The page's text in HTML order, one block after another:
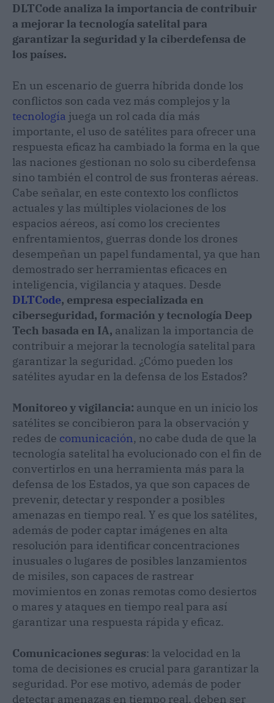
DLTCode analiza la importancia de contribuir
a mejorar la tecnología satelital para
garantizar la seguridad y la ciberdefensa de
los países.
En un escenario de guerra híbrida donde los
conflictos son cada vez más complejos y la
tecnología juega un rol cada día más
importante, el uso de satélites para ofrecer una
respuesta eficaz ha cambiado la forma en la que
las naciones gestionan no solo su ciberdefensa
sino también el control de sus fronteras aéreas.
Cabe señalar, en este contexto los conflictos
actuales y las múltiples violaciones de los
espacios aéreos, así como los crecientes
enfrentamientos, guerras donde los drones
desempeñan un papel fundamental, ya que han
demostrado ser herramientas eficaces en
inteligencia, vigilancia y ataques. Desde
DLTCode, empresa especializada en
ciberseguridad, formación y tecnología Deep
Tech basada en IA, analizan la importancia de
contribuir a mejorar la tecnología satelital para
garantizar la seguridad. ¿Cómo pueden los
satélites ayudar en la defensa de los Estados?
Monitoreo y vigilancia: aunque en un inicio los
satélites se concibieron para la observación y
redes de comunicación, no cabe duda de que la
tecnología satelital ha evolucionado con el fin de
convertirlos en una herramienta más para la
defensa de los Estados, ya que son capaces de
prevenir, detectar y responder a posibles
amenazas en tiempo real. Y es que los satélites,
además de poder captar imágenes en alta
resolución para identificar concentraciones
inusuales o lugares de posibles lanzamientos
de misiles, son capaces de rastrear
movimientos en zonas remotas como desiertos
o mares y ataques en tiempo real para así
garantizar una respuesta rápida y eficaz.
Comunicaciones seguras: la velocidad en la
toma de decisiones es crucial para garantizar la
seguridad. Por ese motivo, además de poder
detectar amenazas en tiempo real, deben ser